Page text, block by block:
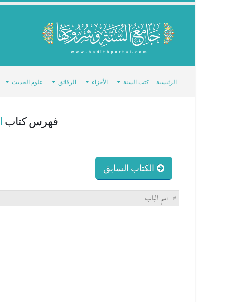
الرئيسية كتب السنة الأجزاء الرقائق علوم الحديث
فهرس كتاب
الكتاب السابق
# اسم الباب